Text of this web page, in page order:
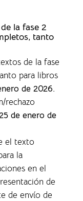
la fase 2
tanto
de la fase
para libros
de 2026.
rechazo
de enero de
el texto
la
en el
de
de envío de